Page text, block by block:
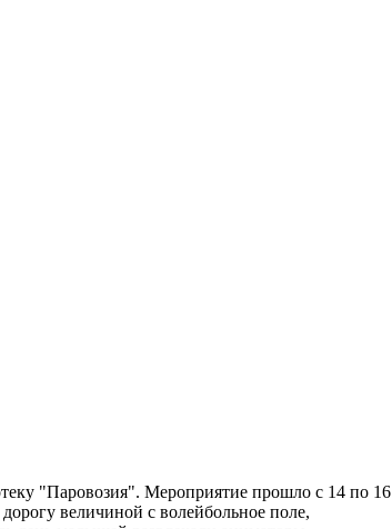
"Паровозия". Мероприятие прошло с 14 по 16
величиной с волейбольное поле,